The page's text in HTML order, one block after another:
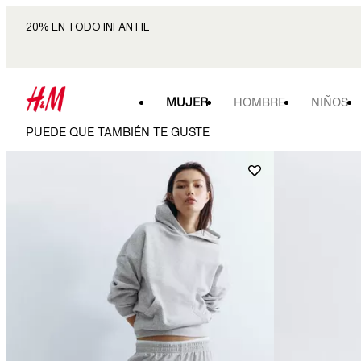
20% EN TODO INFANTIL
MUJER HOMBRE NIÑOS
PUEDE QUE TAMBIÉN TE GUSTE